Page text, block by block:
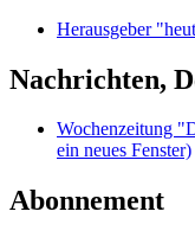
Herausgeber
Nachrichten,
Wochenzeitung
ein neues Fenster)
Abonnement